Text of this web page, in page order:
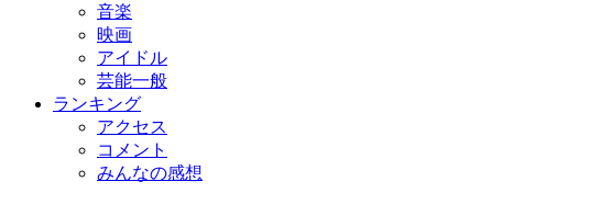
音楽
映画
アイドル
芸能一般
ランキング
アクセス
コメント
みんなの感想